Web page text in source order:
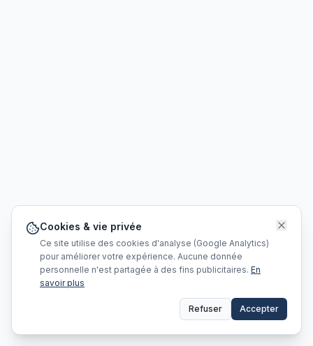
Cookies & vie privée
Ce site utilise des cookies d'analyse (Google Analytics)
pour améliorer votre expérience. Aucune donnée
personnelle n'est partagée à des fins publicitaires. En
savoir plus
Refuser Accepter